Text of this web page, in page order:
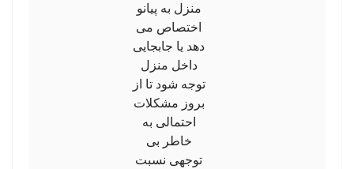
منزل به پیانو
اختصاص می
دهد یا جابجایی
داخل منزل
توجه شود تا از
بروز مشکلات
احتمالی به
خاطر بی
توجهی نسبت